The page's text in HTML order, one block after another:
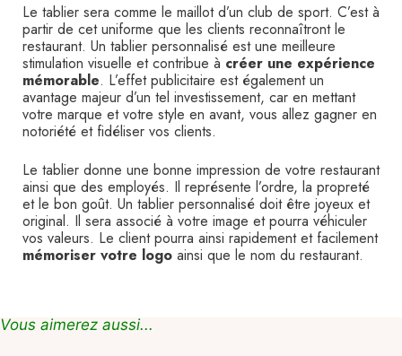
Le tablier sera comme le maillot d’un club de sport. C’est à
partir de cet uniforme que les clients reconnaîtront le
restaurant. Un tablier personnalisé est une meilleure
stimulation visuelle et contribue à créer une expérience
mémorable. L’effet publicitaire est également un
avantage majeur d’un tel investissement, car en mettant
votre marque et votre style en avant, vous allez gagner en
notoriété et fidéliser vos clients.
Le tablier donne une bonne impression de votre restaurant
ainsi que des employés. Il représente l’ordre, la propreté
et le bon goût. Un tablier personnalisé doit être joyeux et
original. Il sera associé à votre image et pourra véhiculer
vos valeurs. Le client pourra ainsi rapidement et facilement
mémoriser votre logo ainsi que le nom du restaurant.
Vous aimerez aussi...